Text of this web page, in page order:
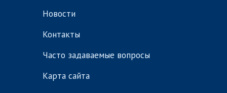
Новости
Контакты
Часто задаваемые вопросы
Карта сайта